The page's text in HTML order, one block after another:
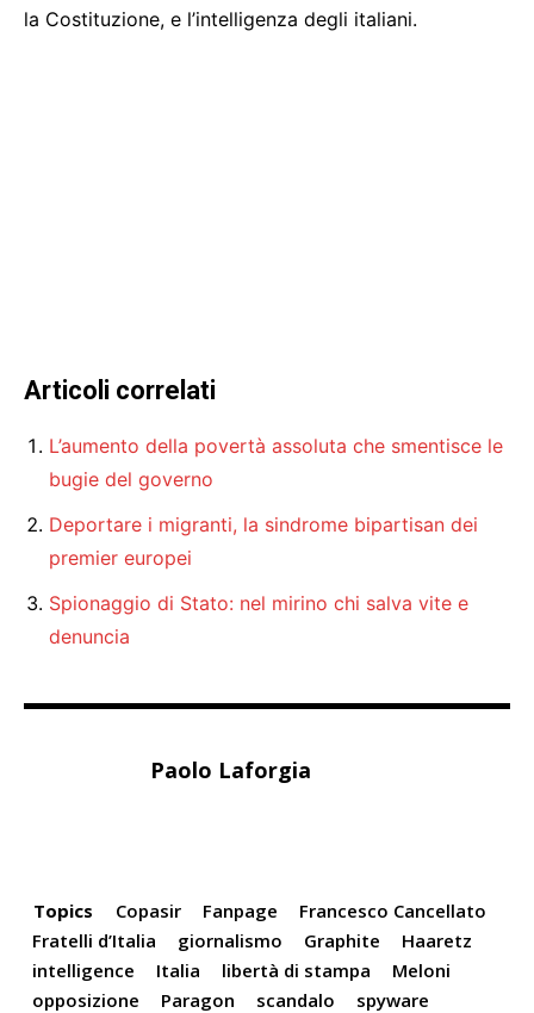
la Costituzione, e l’intelligenza degli italiani.
Articoli correlati
L’aumento della povertà assoluta che smentisce le
bugie del governo
Deportare i migranti, la sindrome bipartisan dei
premier europei
Spionaggio di Stato: nel mirino chi salva vite e
denuncia
Paolo Laforgia
Topics Copasir Fanpage
Francesco Cancellato
Fratelli d’Italia
giornalismo Graphite
Haaretz
intelligence
Italia libertà di stampa
Meloni
opposizione
Paragon scandalo spyware